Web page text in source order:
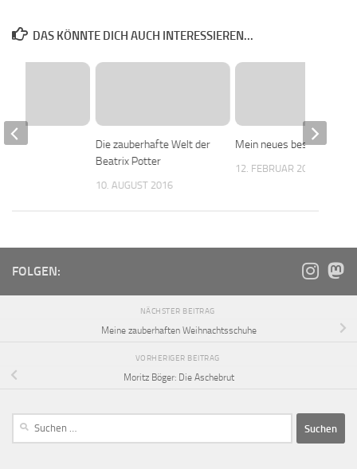
DAS KÖNNTE DICH AUCH INTERESSIEREN...
Die zauberhafte Welt der
Beatrix Potter
10. AUGUST 2016
Mein neues bestes Stück
12. FEBRUAR 2018
FOLGEN:
NÄCHSTER BEITRAG
Meine zauberhaften Weihnachtsschuhe
VORHERIGER BEITRAG
Moritz Böger: Die Aschebrut